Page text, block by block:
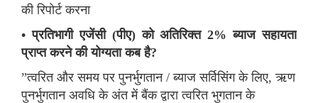
की रिपोर्ट करना
• प्रतिभागी एजेंसी (पीए) को अतिरिक्त 2% ब्याज सहायता
प्राप्त करने की योग्यता कब है?
”त्वरित और समय पर पुनर्भुगतान / ब्याज सर्विसिंग के लिए, ऋण
पुनर्भुगतान अवधि के अंत में बैंक द्वारा त्वरित भुगतान के